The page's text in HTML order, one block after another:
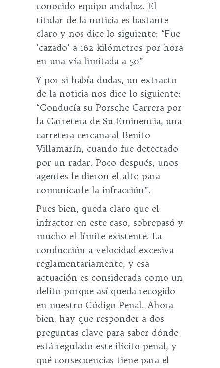
conocido equipo andaluz. El
titular de la noticia es bastante
claro y nos dice lo siguiente: “Fue
‘cazado’ a 162 kilómetros por hora
en una vía limitada a 50”
Y por si había dudas, un extracto
de la noticia nos dice lo siguiente:
“Conducía su Porsche Carrera por
la Carretera de Su Eminencia, una
carretera cercana al Benito
Villamarín, cuando fue detectado
por un radar. Poco después, unos
agentes le dieron el alto para
comunicarle la infracción”.
Pues bien, queda claro que el
infractor en este caso, sobrepasó y
mucho el límite existente. La
conducción a velocidad excesiva
reglamentariamente, y esa
actuación es considerada como un
delito porque así queda recogido
en nuestro Código Penal. Ahora
bien, hay que responder a dos
preguntas clave para saber dónde
está regulado este ilícito penal, y
qué consecuencias tiene para el